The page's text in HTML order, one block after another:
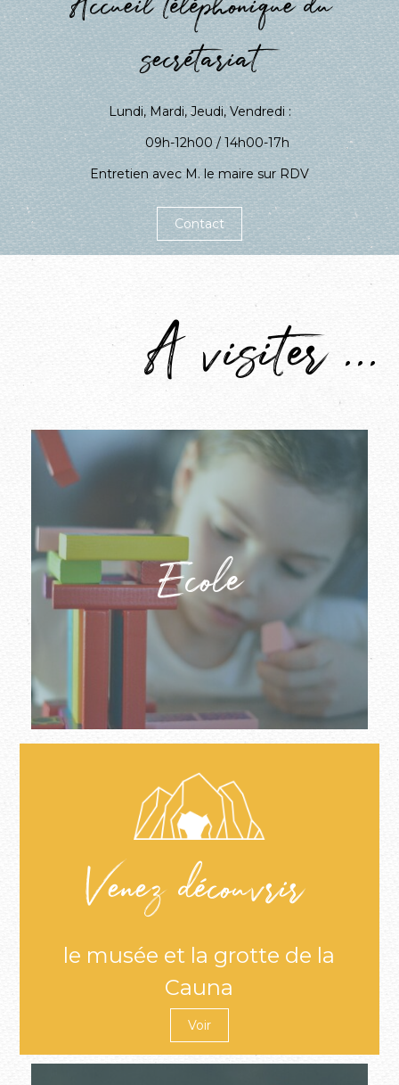
Accueil téléphonique du
secrétariat
Lundi, Mardi, Jeudi, Vendredi :
09h-12h00 / 14h00-17h
Entretien avec M. le maire sur RDV
Contact
A visiter ...
Ecole
Venez découvrir
le musée et la grotte de la
Cauna
Voir